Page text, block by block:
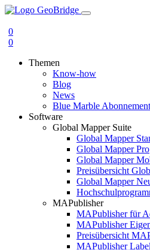
0
0
Themen
Know-how
Blog
News
Blue Marble Abonnement
Software
Global Mapper Suite
Global Mapper
Global Mapper Pro
Global Mapper
Preisübersicht
Global Mapper
MAPublisher
MAPublisher für
MAPublisher
Preisübersicht
MAPublisher